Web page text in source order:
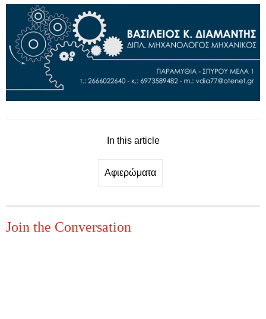
In this article
Αφιερώματα
Join the Conversation